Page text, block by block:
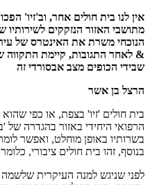
אין לנו בית חולים אחר, וב'זיו'
מתושבי האזור הנזקקים
הנוכחי משרת את האינטרס של
& לאחר התגובות, קיימת התקווה
שבידי הכופים מצב אבסורדי זה
הרצל בן אשר
בית חולים 'זיו' בצפת, או כפי
הרפואי היחידי באזור בהגדרה של
בשרותיו באופן מוחלט, ואפשר
בנוסף, זהו בית חולים ציבורי,
לפני שניגש למנה העיקרית שלשמה